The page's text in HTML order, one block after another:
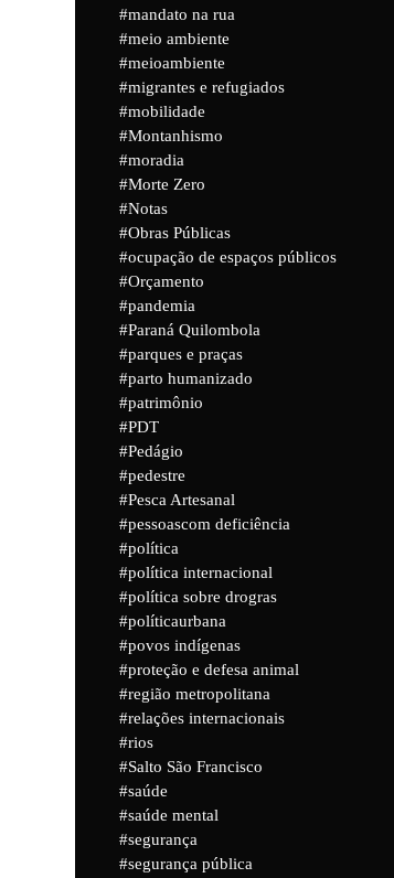
mandato na rua
meio ambiente
meioambiente
migrantes e refugiados
mobilidade
Montanhismo
moradia
Morte Zero
Notas
Obras Públicas
ocupação de espaços públicos
Orçamento
pandemia
Paraná Quilombola
parques e praças
parto humanizado
patrimônio
PDT
Pedágio
pedestre
Pesca Artesanal
pessoascom deficiência
política
política internacional
política sobre drogras
políticaurbana
povos indígenas
proteção e defesa animal
região metropolitana
relações internacionais
rios
Salto São Francisco
saúde
saúde mental
segurança
segurança pública